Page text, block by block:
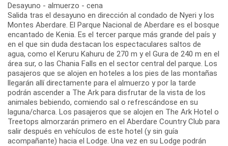
Desayuno - almuerzo - cena
Salida tras el desayuno en dirección al condado de Nyeri y los
Montes Aberdare. El Parque Nacional de Aberdare es el bosque
encantado de Kenia. Es el tercer parque más grande del país y
en el que sin duda destacan los espectaculares saltos de
agua, como el Keruru Kahuru de 270 m y el Gura de 240 m en el
área sur, o las Chania Falls en el sector central del parque. Los
pasajeros que se alojen en hoteles a los pies de las montañas
llegarán allí directamente para el almuerzo y por la tarde
podrán ascender a The Ark para disfrutar de la vista de los
animales bebiendo, comiendo sal o refrescándose en su
laguna/charca. Los pasajeros que se alojen en The Ark Hotel o
Treetops almorzarán primero en el Aberdare Country Club para
salir después en vehículos de este hotel (y sin guía
acompañante) hacia el Lodge. Una vez en su Lodge podrán